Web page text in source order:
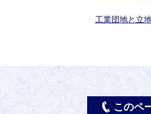
工業団地と立
このペ